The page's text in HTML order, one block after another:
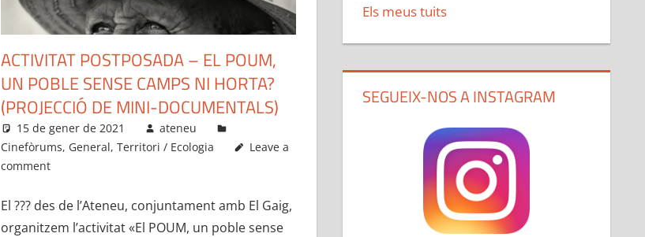
ACTIVITAT POSTPOSADA – EL POUM,
UN POBLE SENSE CAMPS NI HORTA?
(PROJECCIÓ DE MINI-DOCUMENTALS)
15 de gener de 2021
ateneu
Cinefòrums, General, Territori / Ecologia
Leave a
comment
El ??? des de l’Ateneu, conjuntament amb El Gaig,
organitzem l’activitat «El POUM, un poble sense
Els meus tuits
SEGUEIX-NOS A INSTAGRAM